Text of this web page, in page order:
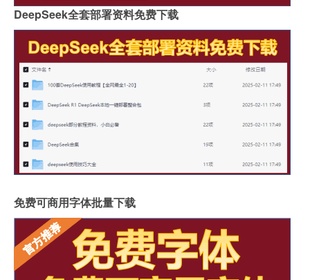
DeepSeek全套部署资料免费下载
免费可商用字体批量下载